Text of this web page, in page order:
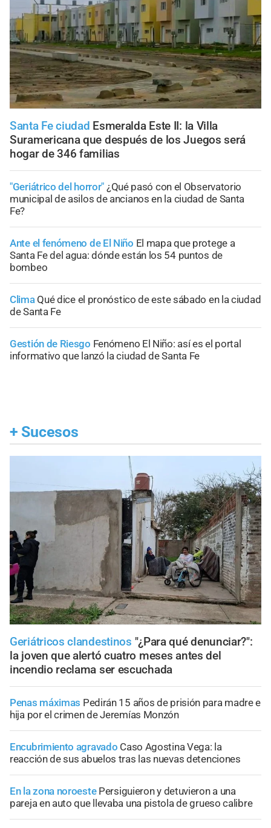
Santa Fe ciudad Esmeralda Este II: la Villa
Suramericana que después de los Juegos será
hogar de 346 familias
"Geriátrico del horror" ¿Qué pasó con el Observatorio
municipal de asilos de ancianos en la ciudad de Santa
Fe?
Ante el fenómeno de El Niño El mapa que protege a
Santa Fe del agua: dónde están los 54 puntos de
bombeo
Clima Qué dice el pronóstico de este sábado en la ciudad
de Santa Fe
Gestión de Riesgo Fenómeno El Niño: así es el portal
informativo que lanzó la ciudad de Santa Fe
+ Sucesos
Geriátricos clandestinos "¿Para qué denunciar?":
la joven que alertó cuatro meses antes del
incendio reclama ser escuchada
Penas máximas Pedirán 15 años de prisión para madre e
hija por el crimen de Jeremías Monzón
Encubrimiento agravado Caso Agostina Vega: la
reacción de sus abuelos tras las nuevas detenciones
En la zona noroeste Persiguieron y detuvieron a una
pareja en auto que llevaba una pistola de grueso calibre